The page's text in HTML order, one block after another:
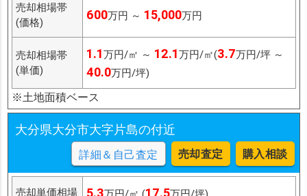
売却相場帯
(価格)
600万円 ～ 15,000万円
売却相場帯
(単価)
1.1万円/㎡ ～ 12.1万円/㎡(3.7万円/坪 ～
40.0万円/坪)
※土地面積ベース
大分県大分市大字片島の付近
詳細＆自己査定 売却査定 購入相談
売却単価相場